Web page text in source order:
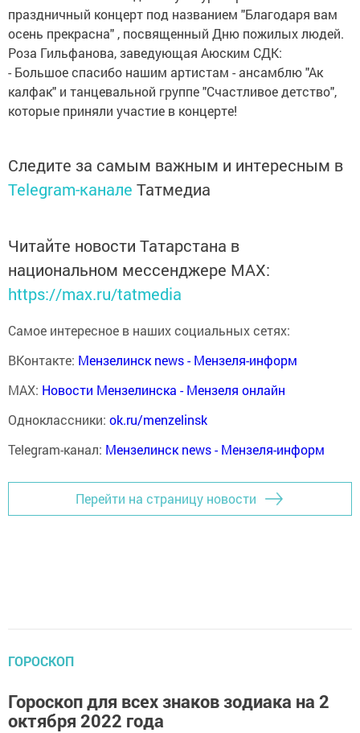
праздничный концерт под названием "Благодаря вам
осень прекрасна" , посвященный Дню пожилых людей.
Роза Гильфанова, заведующая Аюским СДК:
- Большое спасибо нашим артистам - ансамблю "Ак
калфак" и танцевальной группе "Счастливое детство",
которые приняли участие в концерте!
Следите за самым важным и интересным в
Telegram-канале Татмедиа
Читайте новости Татарстана в
национальном мессенджере MАХ:
https://max.ru/tatmedia
Самое интересное в наших социальных сетях:
ВКонтакте: Мензелинск news - Мензеля-информ
MAX: Новости Мензелинска - Мензеля онлайн
Одноклассники: ok.ru/menzelinsk
Telegram-канал: Мензелинск news - Мензеля-информ
Перейти на страницу новости
ГОРОСКОП
Гороскоп для всех знаков зодиака на 2
октября 2022 года